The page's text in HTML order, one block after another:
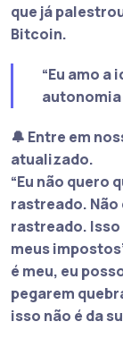
que já
Bitcoin.
“Eu amo a
autonomia
🔔 Entre em
atualizado.
“Eu não quero
rastreado. Não
rastreado. Isso
meus
é meu, eu
pegarem
isso não é da